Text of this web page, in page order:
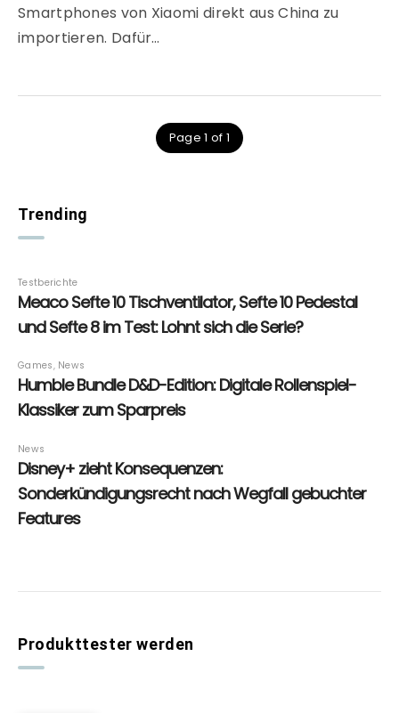
Smartphones von Xiaomi direkt aus China zu
importieren. Dafür…
Page 1 of 1
Trending
Produkttester werden